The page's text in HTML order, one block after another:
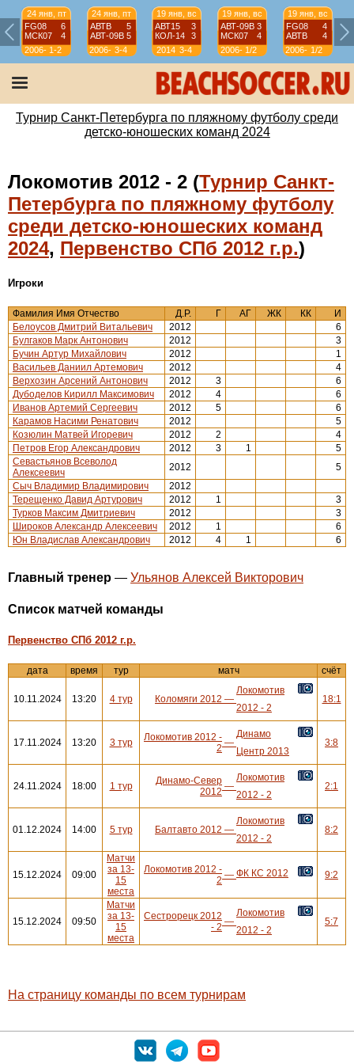
24 янв, пт
FG08
6
МСК07
4
2006-
07
1-2
24 янв, пт
АВТВ
5
АВТ-09B 5
2006-
07
3-4
19 янв, вс
АВТ15
3
КОЛ-14
3
2014 3-4
19 янв, вс
АВТ-09B 3
МСК07
4
2006-
07
1/2
19 янв, вс
FG08
4
АВТВ
4
2006-
07
1/2
Турнир Санкт-Петербурга по пляжному футболу среди
детско-юношеских команд 2024
Локомотив 2012 - 2 (Турнир Санкт-
Петербурга по пляжному футболу
среди детско-юношеских команд
2024, Первенство СПб 2012 г.р.)
Игроки
Фамилия Имя Отчество Д.Р. Г АГ ЖК КК
И
Белоусов Дмитрий Витальевич
2012
6
Булгаков Марк Антонович
2012
3
Бучин Артур Михайлович
2012
1
Васильев Даниил Артемович
2012
4
Верхозин Арсений Антонович
2012 3
6
Дубоделов Кирилл Максимович
2012 4
6
Иванов Артемий Сергеевич
2012 5
6
Карамов Насими Ренатович
2012
5
Козюлин Матвей Игоревич
2012 2
4
Петров Егор Александрович
2012 3 1
5
Севастьянов Всеволод
Алексеевич
2012
5
Сыч Владимир Владимирович
2012
Терещенко Давид Артурович
2012 1
3
Турков Максим Дмитриевич
2012
3
Широков Александр Алексеевич
2012 1
6
Юн Владислав Александрович
2012 4 1 6
Главный тренер — Ульянов Алексей Викторович
Cписок матчей команды
Первенство СПб 2012 г.р.
дата время тур матч счёт
10.11.2024 13:20 4 тур Коломяги 2012 —
Локомотив
2012 - 2
18:1
17.11.2024 13:20 3 тур
Локомотив 2012 -
2 —
Динамо
Центр 2013
3:8
24.11.2024 18:00 1 тур
Динамо-Север
2012 —
Локомотив
2012 - 2
2:1
01.12.2024 14:00 5 тур Балтавто 2012 —
Локомотив
2012 - 2
8:2
15.12.2024 09:00
Матчи
за 13-
15
места
Локомотив 2012 -
2 — ФК КС 2012 9:2
15.12.2024 09:50
Матчи
за 13-
15
места
Сестрорецк 2012
- 2 —
Локомотив
2012 - 2
5:7
На страницу команды по всем турнирам